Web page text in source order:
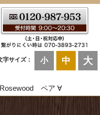
字サイズ： 小 中 大
ペア ∀